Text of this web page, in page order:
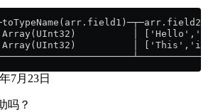
│
Array(UInt32)          │
7月23日
吗？